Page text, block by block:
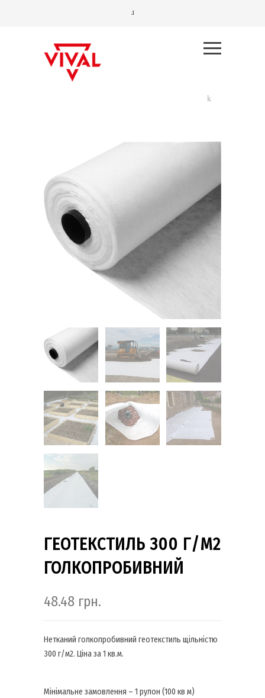
ГЕОТЕКСТИЛЬ 300 Г/М2
ГОЛКОПРОБИВНИЙ
48.48 грн.
Нетканий голкопробивний геотекстиль щільністю
300 г/м2. Ціна за 1 кв.м.
Мінімальне замовлення – 1 рулон (100 кв м)